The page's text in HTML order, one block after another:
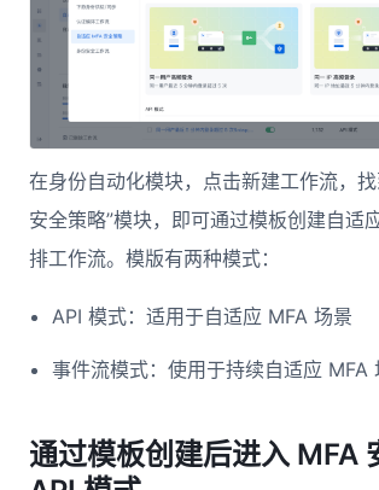
在身份自动化模块，点击新建工作流，
安全策略”模块，即可通过模板创建自适
排工作流。模版有两种模式：
API 模式：适用于自适应 MFA 场景
事件流模式：使用于持续自适应 MFA
通过模板创建后进入 MFA